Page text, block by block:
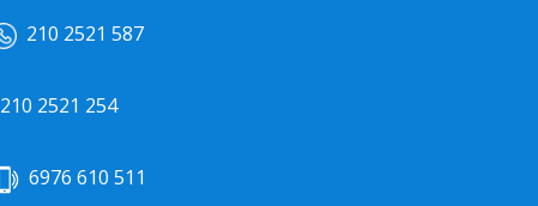
210 2521 587
210 2521 254
6976 610 511